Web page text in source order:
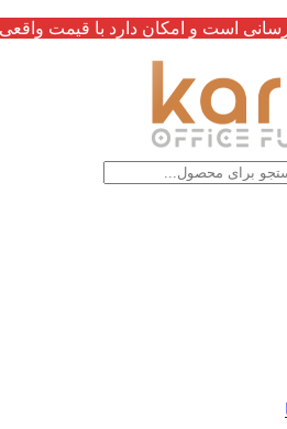
است و امکان دارد با قیمت